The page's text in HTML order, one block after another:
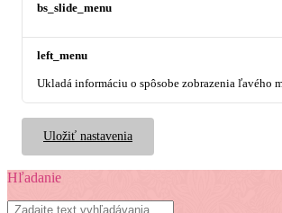
bs_slide_menu
left_menu
Ukladá informáciu o spôsobe zobrazenia ľavého
Uložiť nastavenia
Hľadanie